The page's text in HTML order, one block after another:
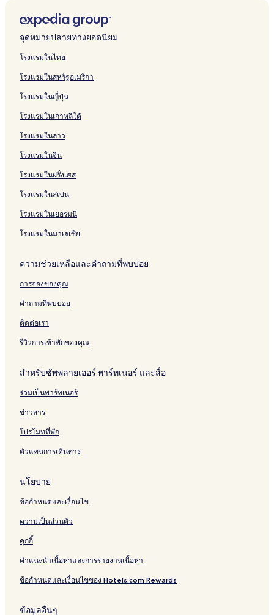
n
g
P
o
l
ld
o
n
lt
e
l
a
i
H
o
e
H
o
t
e
a
g
e
H
t
l
U
d
o
T
a
n
i
R
e
s
i
e
c
e
r
a
U
d
n
e
l
W
a
e
l
a
n
d
o
e
l
d
o
n
B
u
i
q
u
e
B
d
g
e
t
H
o
l
r
a
d
i
e
o
t
e
l
a
a
n
M
n
m
e
e
R
s
r
t
U
d
o
n
a
i
V
e
l
a
h
U
d
o
n
h
n
i
บ
D
e
P
i
c
e
s
s
o
e
l
U
d
o
n
a
i
รั
บ
H
o
e
M
O
C
O
d
n
t
h
a
n
i
ห
รั
บ
T
e
r
i
s
h
l
c
k
สำ
ห
รั
บ
r
p
l
e
M
e
o
r
t
น
สำ
ห
รั
U
H
o
u
s
า
น
สำ
ห
บ
o
n
K
o
n
o
t
e
l
จุดหมายปลายทางยอดนิยม
โรงแรมในไทย
โรงแรมในสหรัฐอเมริกา
โรงแรมในญี่ปุ่น
โรงแรมในเกาหลีใต้
โรงแรมในลาว
โรงแรมในจีน
โรงแรมในฝรั่งเศส
โรงแรมในสเปน
โรงแรมในเยอรมนี
โรงแรมในมาเลเซีย
ความช่วยเหลือและคำถามที่พบบ่อย
การจองของคุณ
คำถามที่พบบ่อย
ติดต่อเรา
รีวิวการเข้าพักของคุณ
สำหรับซัพพลายเออร์ พาร์ทเนอร์ และสื่อ
ร่วมเป็นพาร์ทเนอร์
ข่าวสาร
โปรโมทที่พัก
ตัวแทนการเดินทาง
นโยบาย
ข้อกำหนดและเงื่อนไข
ความเป็นส่วนตัว
คุกกี้
คำแนะนำเนื้อหาและการรายงานเนื้อหา
ข้อกำหนดและเงื่อนไขของ Hotels.com Rewards
ข้อมูลอื่นๆ